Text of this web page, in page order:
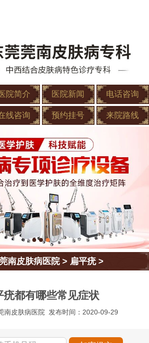
院简介 医院新闻 电话咨询
线咨询 预约挂号 来院路线
南皮肤病医院> 扁平疣>
疣都有哪些常见症状
南皮肤病医院 发布时间：2020-09-29